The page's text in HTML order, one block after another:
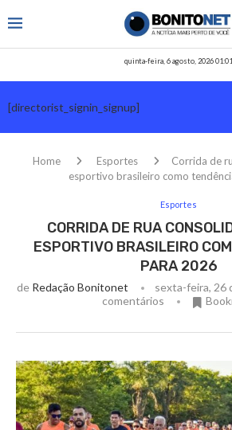
quinta-feira, 6 agosto, 2026 01:01
[directorist_signin_signup]
Home Esportes
Corrida de
esportivo brasileiro como
Esportes
CORRIDA DE RUA
ESPORTIVO BRASILEIRO
PARA 2026
de Redação Bonitonet sexta-feira, 26
comentários